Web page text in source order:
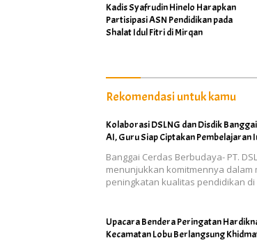
Kadis Syafrudin Hinelo Harapkan
Partisipasi ASN Pendidikan pada
Shalat Idul Fitri di Mirqan
Rekomendasi untuk kamu
Kolaborasi DSLNG dan Disdik
AI, Guru Siap Ciptakan Pembelajaran
Banggai Cerdas Berbudaya- PT.
menunjukkan komitmennya dalam
peningkatan kualitas pendidikan
Upacara Bendera Peringatan
Kecamatan Lobu Berlangsung